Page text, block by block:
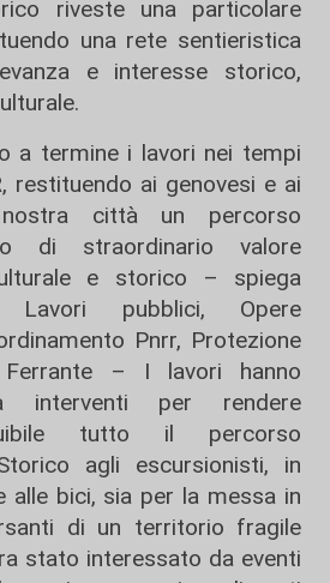
riveste una particolare
una rete sentieristica
e interesse storico,
a termine i lavori nei tempi
restituendo ai genovesi e ai
città un percorso
di straordinario valore
e storico – spiega
Lavori pubblici, Opere
Pnrr, Protezione
Ferrante – I lavori hanno
interventi per rendere
tutto il percorso
agli escursionisti, in
alle bici, sia per la messa in
di un territorio fragile
stato interessato da eventi